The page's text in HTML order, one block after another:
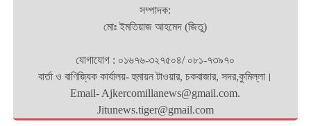
সম্পাদক:
মোঃ ইমতিয়াজ আহমেদ (জিতু)
যোগাযোগ : ০১৬৭৬-৩২৭৫০৪/ ০৮১-৭৩৯৭০
বার্তা ও বাণিজ্যিক কার্যালয়- হুমায়ন টাওয়ার, চকবাজার, সদর,কুমিল্লা।
Email- Ajkercomillanews@gmail.com.
Jitunews.tiger@gmail.com